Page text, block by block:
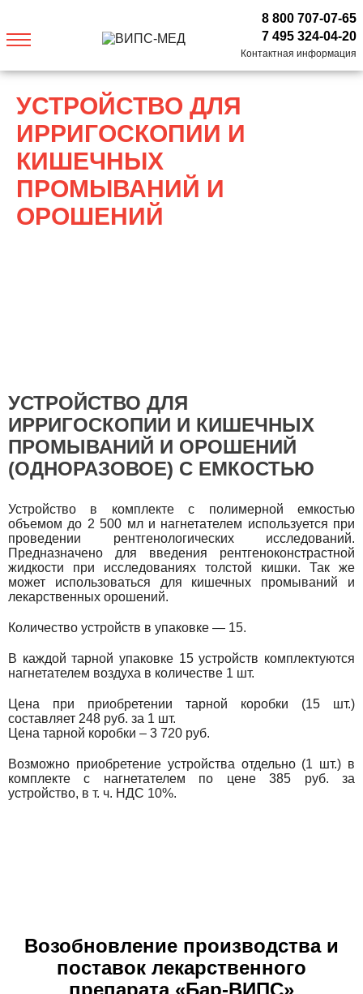
8 800 707-07-65
7 495 324-04-20
Контактная информация
УСТРОЙСТВО ДЛЯ
ИРРИГОСКОПИИ И
КИШЕЧНЫХ
ПРОМЫВАНИЙ И
ОРОШЕНИЙ
УСТРОЙСТВО ДЛЯ
ИРРИГОСКОПИИ И КИШЕЧНЫХ
ПРОМЫВАНИЙ И ОРОШЕНИЙ
(ОДНОРАЗОВОЕ) С ЕМКОСТЬЮ
Устройство в комплекте с полимерной емкостью
объемом до 2 500 мл и нагнетателем используется при
проведении рентгенологических исследований.
Предназначено для введения рентгеноконстрастной
жидкости при исследованиях толстой кишки. Так же
может использоваться для кишечных промываний и
лекарственных орошений.
Количество устройств в упаковке — 15.
В каждой тарной упаковке 15 устройств комплектуются
нагнетателем воздуха в количестве 1 шт.
Цена при приобретении тарной коробки (15 шт.)
составляет 248 руб. за 1 шт.
Цена тарной коробки – 3 720 руб.
Возможно приобретение устройства отдельно (1 шт.) в
комплекте с нагнетателем по цене 385 руб. за
устройство, в т. ч. НДС 10%.
Возобновление производства и
поставок лекарственного
препарата «Бар-ВИПС»